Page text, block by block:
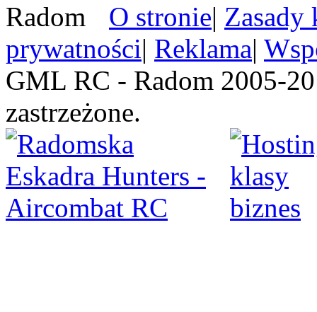
O stronie| Zasady
prywatności| Reklama|
GML RC - Radom 2005-
zastrzeżone.